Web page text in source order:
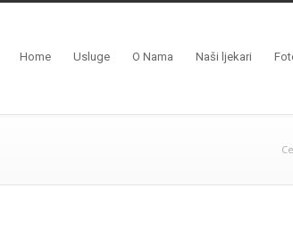
Home Usluge O Nama Naši ljekari